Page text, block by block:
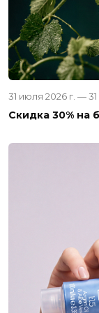
31 июля 2026 г. — 31
Скидка 30% на